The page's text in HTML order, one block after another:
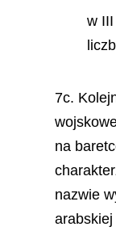
w
7c.
na
nazwie
arabskiej